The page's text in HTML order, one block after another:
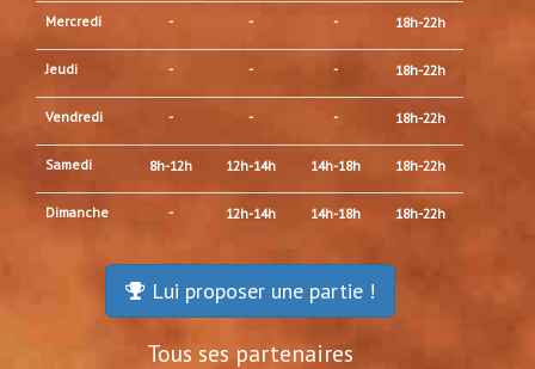
Mercredi - - - 18h-22h
Jeudi - - - 18h-22h
Vendredi - - - 18h-22h
Samedi 8h-12h 12h-14h 14h-18h 18h-22h
Dimanche - 12h-14h 14h-18h 18h-22h
Lui proposer une partie !
Tous ses partenaires